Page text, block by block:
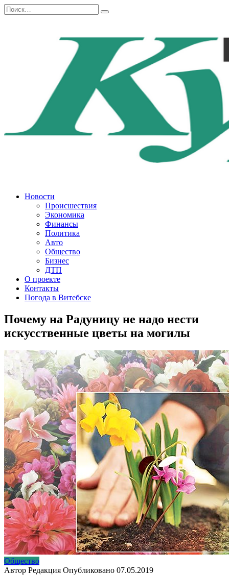
Перейти
к
Search
for:
Новости
Происшествия
Экономика
Финансы
Политика
Авто
Общество
Бизнес
ДТП
О проекте
Контакты
Погода в Витебске
Почему на Радуницу не надо нести
искусственные цветы на могилы
Общество
Автор Редакция Опубликовано 07.05.2019